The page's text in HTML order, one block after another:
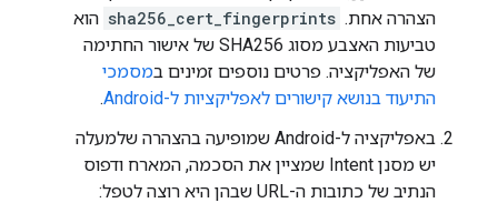
הצהרה אחת. sha256_cert_fingerprints הוא
טביעות האצבע מסוג SHA256 של אישור החתימה
של האפליקציה. פרטים נוספים זמינים במסמכי
התיעוד בנושא קישורים לאפליקציות ל-Android
.
באפליקציה ל-Android שמופיעה בהצהרה שלמעלה
יש מסנן Intent שמציין את הסכמה, המארח ודפוס
הנתיב של כתובות ה-URL שבהן היא רוצה לטפל: